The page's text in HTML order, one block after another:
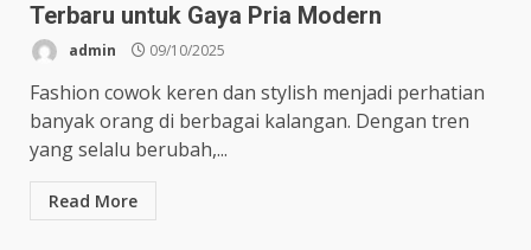
Terbaru untuk Gaya Pria Modern
admin 09/10/2025
Fashion cowok keren dan stylish menjadi perhatian
banyak orang di berbagai kalangan. Dengan tren
yang selalu berubah,...
Read More